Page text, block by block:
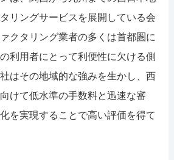
リングサービスを展開している会
クタリング業者の多くは首都圏に
利用者にとって利便性に欠ける側
はその地域的な強みを生かし、西
けて低水準の手数料と迅速な審
を実現することで高い評価を得て